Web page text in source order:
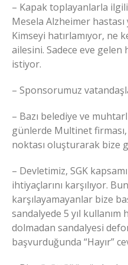
– Kapak toplayanlarla
Mesela Alzheimer
Kimseyi hatırlamıyor, ne
ailesini. Sadece eve
istiyor.
– Sponsorumuz
– Bazı belediye ve
günlerde Multinet
noktası oluşturarak bize
– Devletimiz, SGK
ihtiyaçlarını karşılıyor.
karşılayamayanlar bize
sandalyede 5 yıl kullanım
dolmadan sandalyesi
başvurduğunda “Hayır”